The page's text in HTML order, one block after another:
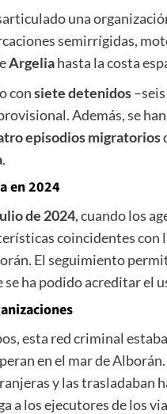
una
semirrígidas,
Argeliahasta la costa
consiete detenidos
Además, se
episodios migratorios
.
en 2024
de 2024, cuando los
coincidentes con
El seguimiento
se ha podido acreditar el
esta red criminal
en el mar de
y las trasladaban
a los ejecutores de los